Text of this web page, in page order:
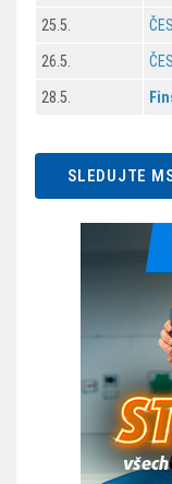
25.5.
26.5.
28.5.
SLEDUJTE